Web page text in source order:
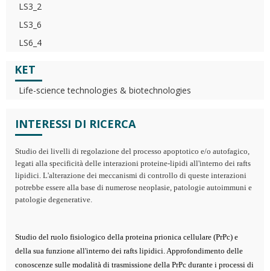
LS3_2
LS3_6
LS6_4
KET
Life-science technologies & biotechnologies
INTERESSI DI RICERCA
Studio dei livelli di regolazione del processo apoptotico e/o autofagico,
legati alla specificità delle interazioni proteine-lipidi all'interno dei rafts
lipidici. L'alterazione dei meccanismi di controllo di queste interazioni
potrebbe essere alla base di numerose neoplasie, patologie autoimmuni e
patologie degenerative.
Studio del ruolo fisiologico della proteina prionica cellulare (PrPc) e
della sua funzione all'interno dei rafts lipidici. Approfondimento delle
conoscenze sulle modalità di trasmissione della PrPc durante i processi di